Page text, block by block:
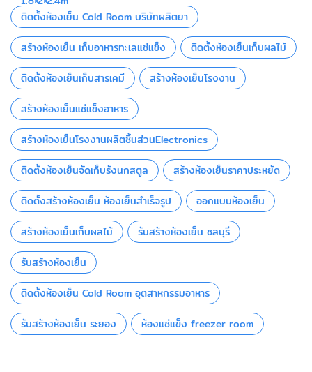
ติดตั้งห้องเย็น Cold Room บริษัทผลิตยา
สร้างห้องเย็น เก็บอาหารทะเลแช่แข็ง
ติดตั้งห้องเย็นเก็บผลไม้
ติดตั้งห้องเย็นเก็บสารเคมี
สร้างห้องเย็นโรงงาน
สร้างห้องเย็นแช่แข็งอาหาร
สร้างห้องเย็นโรงงานผลิตชิ้นส่วนElectronics
ติดตั้งห้องเย็นจัดเก็บรังนกสตูล
สร้างห้องเย็นราคาประหยัด
ติดตั้งสร้างห้องเย็น ห้องเย็นสำเร็จรูป
ออกแบบห้องเย็น
สร้างห้องเย็นเก็บผลไม้
รับสร้างห้องเย็น ชลบุรี
รับสร้างห้องเย็น
ติดตั้งห้องเย็น Cold Room อุตสาหกรรมอาหาร
รับสร้างห้องเย็น ระยอง
ห้องแช่แข็ง freezer room